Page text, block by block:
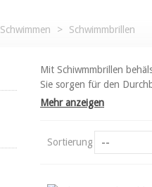
Schwimmen > Schwimmbrillen
Mit Schiwmmbrillen
Sie sorgen für den
Mehr anzeigen
Sortierung --